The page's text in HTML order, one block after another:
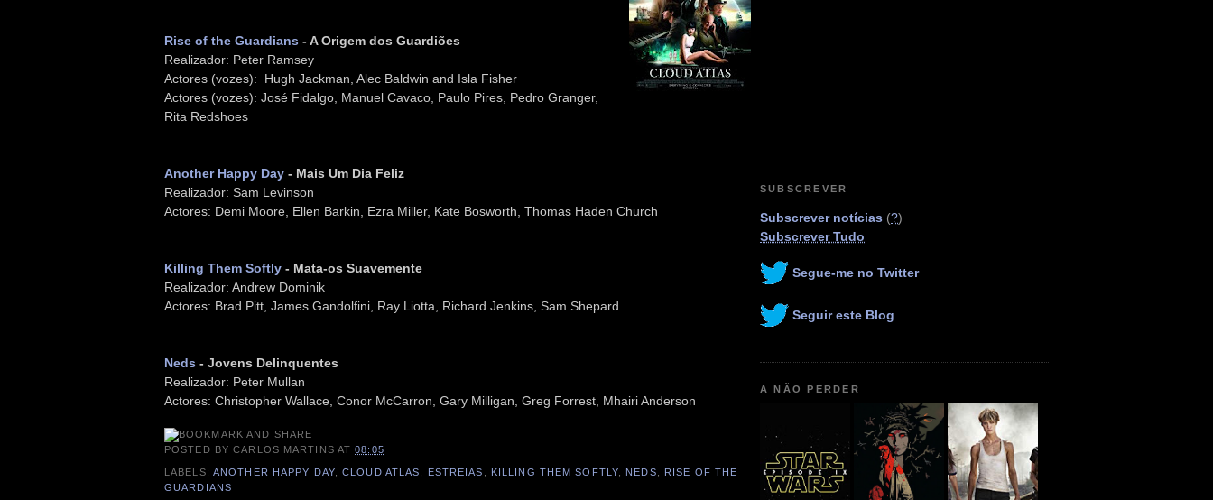
Rise of the Guardians - A Origem dos Guardiões
Realizador: Peter Ramsey
Actores (vozes): Hugh Jackman, Alec Baldwin and Isla Fisher
Actores (vozes): José Fidalgo, Manuel Cavaco, Paulo Pires, Pedro Granger,
Rita Redshoes
Another Happy Day - Mais Um Dia Feliz
Realizador: Sam Levinson
Actores: Demi Moore, Ellen Barkin, Ezra Miller, Kate Bosworth, Thomas Haden Church
Killing Them Softly - Mata-os Suavemente
Realizador: Andrew Dominik
Actores: Brad Pitt, James Gandolfini, Ray Liotta, Richard Jenkins, Sam Shepard
Neds - Jovens Delinquentes
Realizador: Peter Mullan
Actores: Christopher Wallace, Conor McCarron, Gary Milligan, Greg Forrest, Mhairi Anderson
POSTED BYCARLOS MARTINS AT08:05
LABELS: ANOTHER HAPPY DAY,CLOUD ATLAS ESTREIAS KILLING THEM SOFTLY NEDS
RISE OF THE
GUARDIANS
SUBSCREVER
Subscrever notícias (?)
Subscrever Tudo
Segue-me no Twitter
Seguir este Blog
A NÃO PERDER